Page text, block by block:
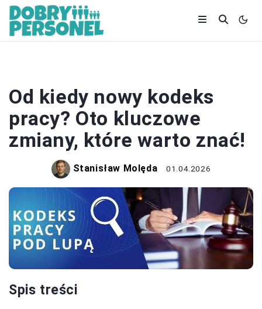
Od kiedy nowy kodeks
pracy? Oto kluczowe
zmiany, które warto znać!
Stanisław Molęda 01.04.2026
Spis treści